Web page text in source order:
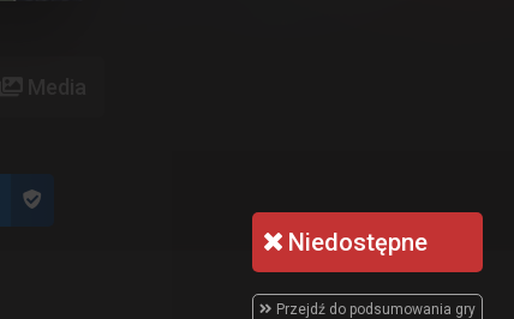
Niedostępne
Przejdź do podsumowania gry